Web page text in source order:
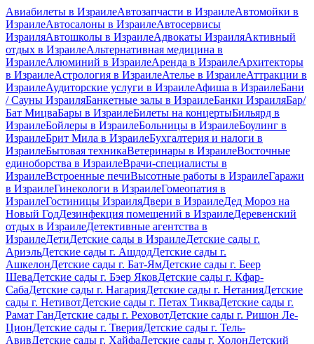
Авиабилеты в ИзраилеАвтозапчасти в ИзраилеАвтомойки в
ИзраилеАвтосалоны в ИзраилеАвтосервисы
ИзраиляАвтошколы в ИзраилеАдвокаты ИзраиляАктивный
отдых в ИзраилеАльтернативная медицина в
ИзраилеАлюминий в ИзраилеАренда в ИзраилеАрхитекторы
в ИзраилеАстрология в ИзраилеАтелье в ИзраилеАттракции в
ИзраилеАудиторские услуги в ИзраилеАфиша в ИзраилеБани
/ Сауны ИзраиляБанкетные залы в ИзраилеБанки ИзраиляБар/
Бат МицваБары в ИзраилеБилеты на концертыБильярд в
ИзраилеБойлеры в ИзраилеБольницы в ИзраилеБоулинг в
ИзраилеБрит Мила в ИзраилеБухгалтерия и налоги в
ИзраилеБытовая техникаВетеринары в ИзраилеВосточные
единоборства в ИзраилеВрачи-специалисты в
ИзраилеВстроенные печиВысотные работы в ИзраилеГаражи
в ИзраилеГинекологи в ИзраилеГомеопатия в
ИзраилеГостиницы ИзраиляДвери в ИзраилеДед Мороз на
Новый ГодДезинфекция помещений в ИзраилеДеревенский
отдых в ИзраилеДетективные агентства в
ИзраилеДетиДетские сады в ИзраилеДетские сады г.
АриэльДетские сады г. АшдодДетские сады г.
АшкелонДетские сады г. Бат-ЯмДетские сады г. Беер
ШеваДетские сады г. Бэер ЯковДетские сады г. Кфар-
СабаДетские сады г. НагарияДетские сады г. НетанияДетские
сады г. НетивотДетские сады г. Петах ТикваДетские сады г.
Рамат ГанДетские сады г. РеховотДетские сады г. Ришон Ле-
ЦионДетские сады г. ТверияДетские сады г. Тель-
АвивДетские сады г. ХайфаДетские сады г. ХолонДетский